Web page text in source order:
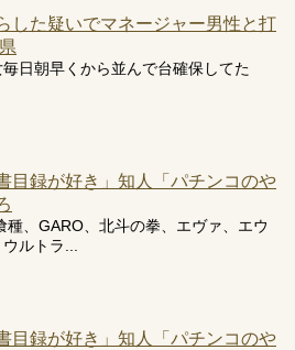
した疑いでマネージャー男性と打
日朝早くから並んで台確保してた
目録が好き」知人「パチンコのや
種、GARO、北斗の拳、エヴァ、エウ
ルトラ...
目録が好き」知人「パチンコのや